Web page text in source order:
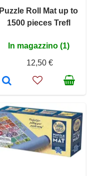
Puzzle Roll Mat up to
1500 pieces Trefl
In magazzino (1)
12,50 €